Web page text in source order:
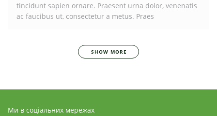
tincidunt sapien ornare. Praesent urna dolor, venenatis
ac faucibus ut, consectetur a metus. Praes
SHOW MORE
Ми в соціальних мережах